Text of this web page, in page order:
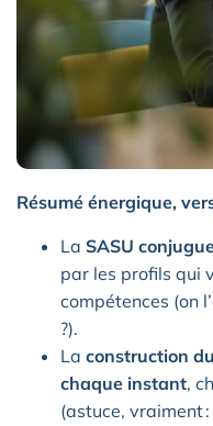
Résumé énergique,
La SASU
par les profils qui
compétences (on
?).
La construction
chaque instant,
(astuce, vraiment